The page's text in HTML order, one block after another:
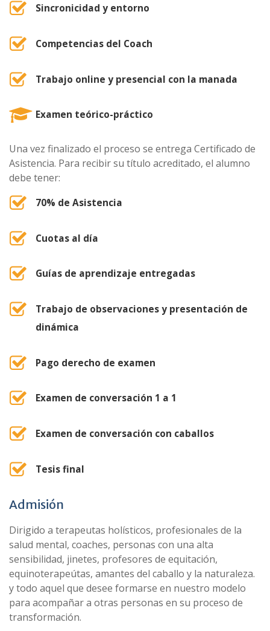
Sincronicidad y entorno
Competencias del Coach
Trabajo online y presencial con la manada
Examen teórico-práctico
Una vez finalizado el proceso se entrega Certificado de
Asistencia. Para recibir su título acreditado, el alumno
debe tener:
70% de Asistencia
Cuotas al día
Guías de aprendizaje entregadas
Trabajo de observaciones y presentación de
dinámica
Pago derecho de examen
Examen de conversación 1 a 1
Examen de conversación con caballos
Tesis final
Admisión
Dirigido a terapeutas holísticos, profesionales de la
salud mental, coaches, personas con una alta
sensibilidad, jinetes, profesores de equitación,
equinoterapeútas, amantes del caballo y la naturaleza.
y todo aquel que desee formarse en nuestro modelo
para acompañar a otras personas en su proceso de
transformación.